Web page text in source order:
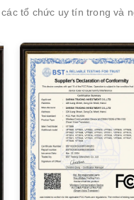
tổ chức uy tín trong và